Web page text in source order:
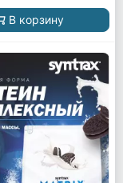
В корзину